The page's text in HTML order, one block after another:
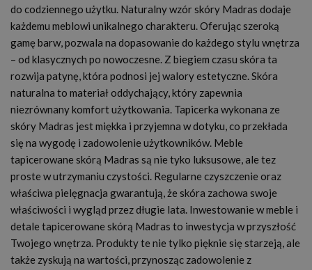
do codziennego użytku. Naturalny wzór skóry Madras dodaje
każdemu meblowi unikalnego charakteru. Oferując szeroką
gamę barw, pozwala na dopasowanie do każdego stylu wnętrza
– od klasycznych po nowoczesne. Z biegiem czasu skóra ta
rozwija patynę, która podnosi jej walory estetyczne. Skóra
naturalna to materiał oddychający, który zapewnia
niezrównany komfort użytkowania. Tapicerka wykonana ze
skóry Madras jest miękka i przyjemna w dotyku, co przekłada
się na wygodę i zadowolenie użytkowników. Meble
tapicerowane skórą Madras są nie tyko luksusowe, ale tez
proste w utrzymaniu czystości. Regularne czyszczenie oraz
właściwa pielęgnacja gwarantują, że skóra zachowa swoje
właściwości i wygląd przez długie lata. Inwestowanie w meble i
detale tapicerowane skórą Madras to inwestycja w przyszłość
Twojego wnętrza. Produkty te nie tylko pięknie się starzeją, ale
także zyskują na wartości, przynosząc zadowolenie z